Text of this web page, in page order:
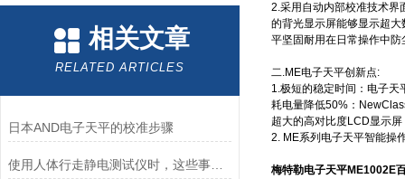
相关文章
RELATED ARTICLES
日本AND电子天平的校准步骤
使用人体行走静电测试仪时，这些事情要提前知晓
2.采用自动内部校准技术界
的背光显示屏能够显示超
平坚固耐用在日常操作中
二.ME电子天平创新点:
1.极短的稳定时间：电子
耗电量降低50%：
超大的高对比度LCD显示
2. ME系列电子天平智能操
梅特勒电子天平ME1002E